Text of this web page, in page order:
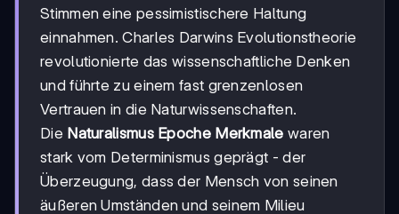
Stimmen eine pessimistischere Haltung
einnahmen. Charles Darwins Evolutionstheorie
revolutionierte das wissenschaftliche Denken
und führte zu einem fast grenzenlosen
Vertrauen in die Naturwissenschaften.
Die Naturalismus Epoche Merkmale waren
stark vom Determinismus geprägt - der
Überzeugung, dass der Mensch von seinen
äußeren Umständen und seinem Milieu